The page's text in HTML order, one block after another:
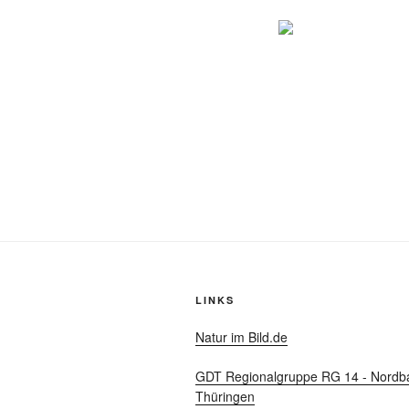
LINKS
Natur im Bild.de
GDT Regionalgruppe RG 14 -
Thüringen